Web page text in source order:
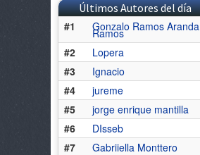
Últimos Autores del día
#1
Gonzalo Ramos Aranda
Ramos
#2
Lopera
#3
Ignacio
#4
jureme
#5
jorge enrique mantilla
#6
DIsseb
#7
Gabriiella Monttero